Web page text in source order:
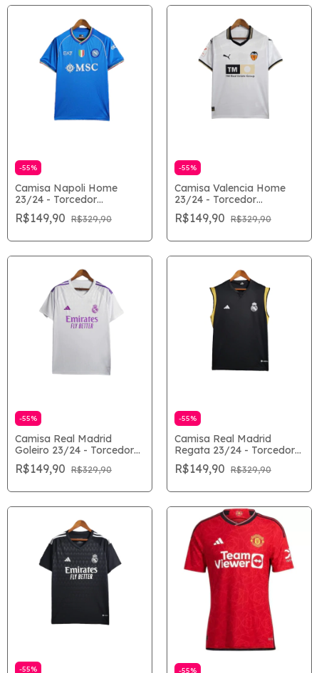
-55%
Camisa Napoli Home
23/24 - Torcedor
Masculina - Azul
R$149,90 R$329,90
-55%
Camisa Valencia Home
23/24 - Torcedor
Masculina - Branco
R$149,90 R$329,90
-55%
Camisa Real Madrid
Goleiro 23/24 - Torcedor
Masculina - Branco
R$149,90 R$329,90
-55%
Camisa Real Madrid
Regata 23/24 - Torcedor
Masculina - Preto
R$149,90 R$329,90
-55% -55%